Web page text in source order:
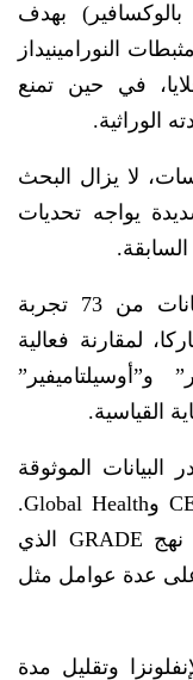
بالوكسافير) بهدف
النورامينيداز
في حين تمنع
الوراثية.
لا يزال البحث
يواجه تحديات
لذا، جمع باحثو الدراسة الجديدة بيانات من 73 تجربة
شملت 34332 مشاركا، لمقارنة فعالية
و”أوسيلتاميفير”
القياسية.
الموثوقة
مثل MEDLINE وEmbase وCENTRAL وGlobal Health.
وقد تم تقييم جودة الأدلة باستخدام نهج GRADE الذي
على عدة عوامل مثل
وتقليل مدة